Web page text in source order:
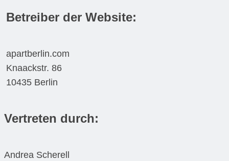
Betreiber der Website:
apartberlin.com
Knaackstr. 86
10435 Berlin
Vertreten durch:
Andrea Scherell